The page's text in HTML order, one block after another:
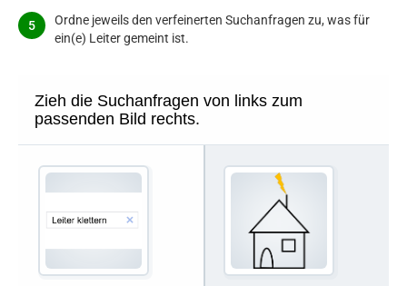
Ordne jeweils den verfeinerten Suchanfragen zu, was für
ein(e) Leiter gemeint ist.